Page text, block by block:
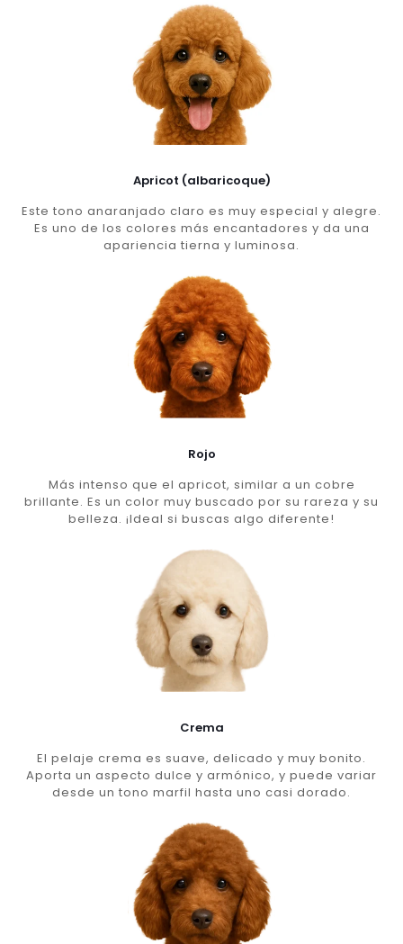
Apricot (albaricoque)
Este tono anaranjado claro es muy especial y alegre.
Es uno de los colores más encantadores y da una
apariencia tierna y luminosa.
Rojo
Más intenso que el apricot, similar a un cobre
brillante. Es un color muy buscado por su rareza y su
belleza. ¡Ideal si buscas algo diferente!
Crema
El pelaje crema es suave, delicado y muy bonito.
Aporta un aspecto dulce y armónico, y puede variar
desde un tono marfil hasta uno casi dorado.